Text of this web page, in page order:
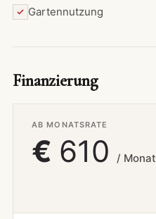
Gartennutzung
Finanzierung
AB MONATSRATE
€ 610 / Monat